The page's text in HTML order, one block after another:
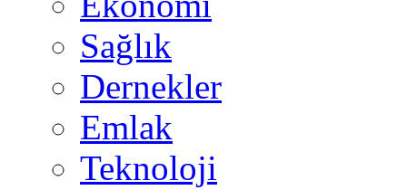
Sağlık
Dernekler
Emlak
Teknoloji